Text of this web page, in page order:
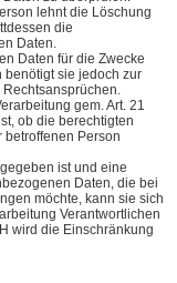
lehnt die Löschung
die
Daten.
Daten für die Zwecke
benötigt sie jedoch zur
gem. Art. 21
ob die berechtigten
Person
ist und eine
Daten, die bei
möchte, kann sie sich
Verantwortlichen
wird die Einschränkung